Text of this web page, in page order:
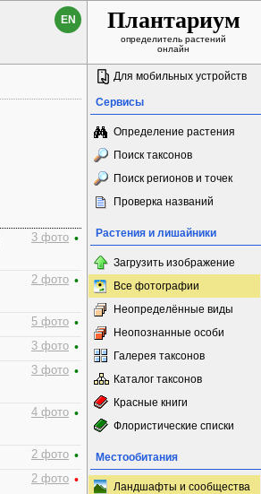
EN Плантариум
определитель растений
онлайн
3 фото •
2 фото •
5 фото •
3 фото •
3 фото •
4 фото •
2 фото •
2 фото •
Для мобильных устройств
Сервисы
Определение растения
Поиск таксонов
Поиск регионов и точек
Проверка названий
Растения и лишайники
Загрузить изображение
Все фотографии
Неопределённые виды
Неопознанные особи
Галерея таксонов
Каталог таксонов
Красные книги
Флористические списки
Местообитания
Ландшафты и сообщества